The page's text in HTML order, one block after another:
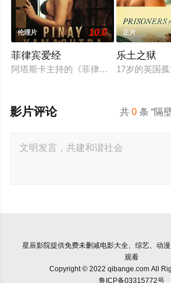
伦理片 10.0
菲律宾爱经
阿塔斯卡主持的《菲律宾爱经》强势回
正片
乐土之狱
17岁的英国
共0 条 “隔
影片评论
星辰影院提供免费未删减电影大全、综艺、动
观看
Copyright © 2022 qibange.com All
鲁ICP备03315772号